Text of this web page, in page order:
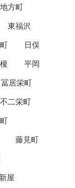
方町
東福沢
日俣
平岡
冨居栄町
不二栄町
藤見町
屋